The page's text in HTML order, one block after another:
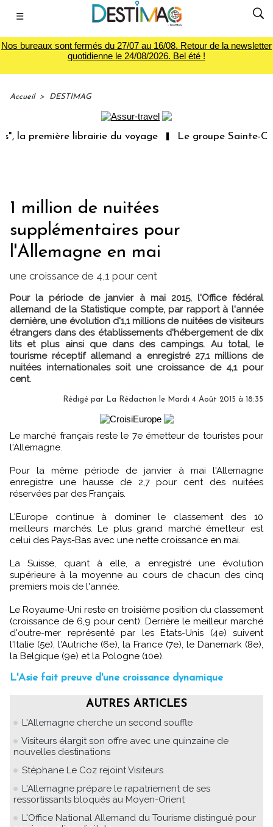
☰
Nos bureaux sont fermés du 27/07 au 16/08. Retour de la newsletter
quotidienne le 24/08/2026. Bel été !
Accueil > DESTIMAG
la première librairie du voyage Le groupe Sainte-
1 million de nuitées
supplémentaires pour
l'Allemagne en mai
une croissance de 4,1 pour cent
Pour la période de janvier à mai 2015, l'Office fédéral
allemand de la Statistique compte, par rapport à l'année
dernière, une évolution d'1,1 millions de nuitées de visiteurs
étrangers dans des établissements d'hébergement de dix
lits et plus ainsi que dans des campings. Au total, le
tourisme réceptif allemand a enregistré 27,1 millions de
nuitées internationales soit une croissance de 4,1 pour
cent.
Rédigé par La Rédaction le Mardi 4 Août 2015 à 18:35
Le marché français reste le 7e émetteur de touristes pour
l'Allemagne.
Pour la même période de janvier à mai l'Allemagne
enregistre une hausse de 2,7 pour cent des nuitées
réservées par des Français.
L'Europe continue à dominer le classement des 10
meilleurs marchés. Le plus grand marché émetteur est
celui des Pays-Bas avec une nette croissance en mai.
La Suisse, quant à elle, a enregistré une évolution
supérieure à la moyenne au cours de chacun des cinq
premiers mois de l'année.
Le Royaume-Uni reste en troisième position du classement
(croissance de 6,9 pour cent). Derrière le meilleur marché
d'outre-mer représenté par les Etats-Unis (4e) suivent
l'Italie (5e), l'Autriche (6e), la France (7e), le Danemark (8e),
la Belgique (9e) et la Pologne (10e).
L'Asie fait preuve d'une croissance dynamique
AUTRES ARTICLES
L'Allemagne cherche un second souffle
Visiteurs élargit son offre avec une quinzaine de
nouvelles destinations
Stéphane Le Coz rejoint Visiteurs
L'Allemagne prépare le rapatriement de ses
ressortissants bloqués au Moyen-Orient
L'Office National Allemand du Tourisme distingué pour